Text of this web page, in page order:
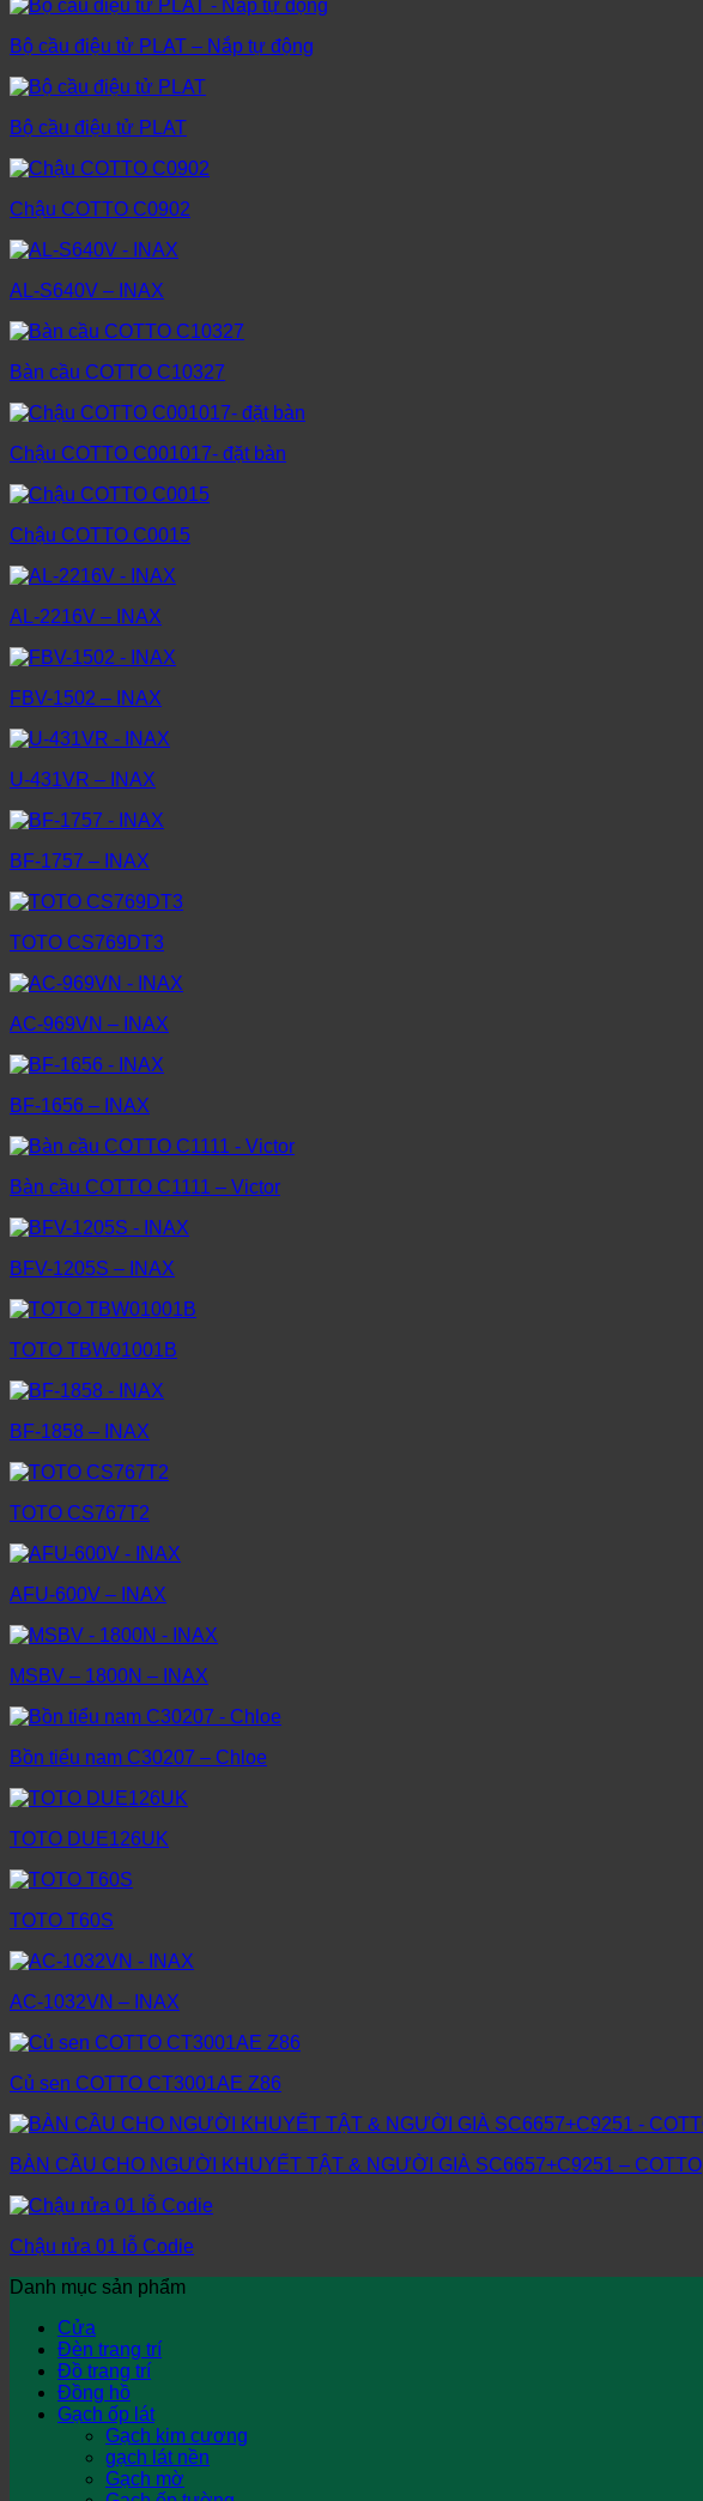
Bộ cầu điệu tử PLAT – Nắp tự động
Bộ cầu điệu tử PLAT
Chậu COTTO C0902
AL-S640V – INAX
Bàn cầu COTTO C10327
Chậu COTTO C001017- đặt bàn
Chậu COTTO C0015
AL-2216V – INAX
FBV-1502 – INAX
U-431VR – INAX
BF-1757 – INAX
TOTO CS769DT3
AC-969VN – INAX
BF-1656 – INAX
Bàn cầu COTTO C1111 – Victor
BFV-1205S – INAX
TOTO TBW01001B
BF-1858 – INAX
TOTO CS767T2
AFU-600V – INAX
MSBV – 1800N – INAX
Bồn tiểu nam C30207 – Chloe
TOTO DUE126UK
TOTO T60S
AC-1032VN – INAX
Củ sen COTTO CT3001AE Z86
BÀN CẦU CHO NGƯỜI KHUYẾT TẬT & NGƯỜI GIÀ SC6657+C9251 – COTTO
Chậu rửa 01 lỗ Codie
Danh mục sản phẩm
Cửa
Đèn trang trí
Đồ trang trí
Đồng hồ
Gạch ốp lát
Gạch kim cương
gạch lát nền
Gạch mờ